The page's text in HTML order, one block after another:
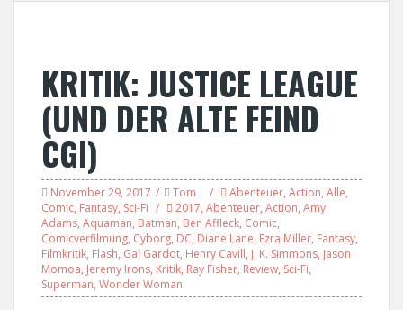
KRITIK: JUSTICE LEAGUE
(UND DER ALTE FEIND
CGI)
November 29, 2017 Tom Abenteuer, Action, Alle,
Comic, Fantasy, Sci-Fi 2017, Abenteuer, Action, Amy
Adams, Aquaman, Batman, Ben Affleck, Comic,
Comicverfilmung, Cyborg, DC, Diane Lane, Ezra Miller, Fantasy,
Filmkritik, Flash, Gal Gardot, Henry Cavill, J. K. Simmons, Jason
Momoa, Jeremy Irons, Kritik, Ray Fisher, Review, Sci-Fi,
Superman, Wonder Woman